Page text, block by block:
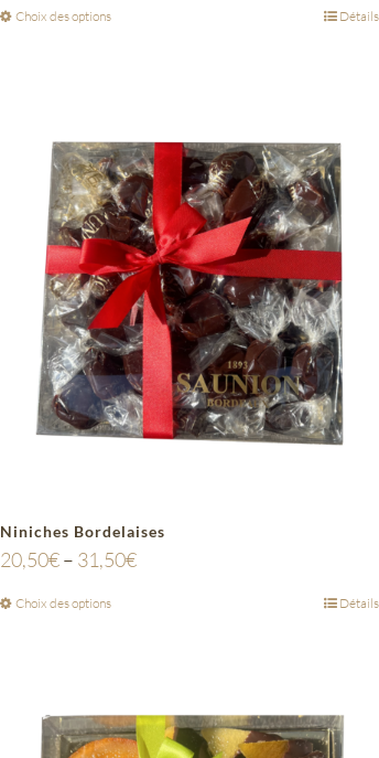
Choix des options Détails
Niniches Bordelaises
20,50€– 31,50€
Choix des options Détails